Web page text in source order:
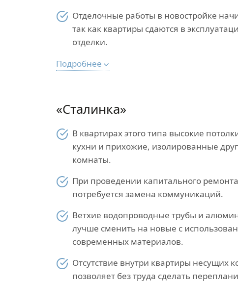
Отделочные работы в новостройке
так как квартиры сдаются в
отделки.
Подробнее
«Сталинка»
В квартирах этого типа высокие
кухни и прихожие, изолированные друг
комнаты.
При проведении капитального
потребуется замена коммуникаций.
Ветхие водопроводные трубы и
лучше сменить на новые с
современных материалов.
Отсутствие внутри квартиры несущих
позволяет без труда сделать